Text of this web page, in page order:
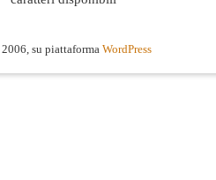
2006, su piattaforma WordPress